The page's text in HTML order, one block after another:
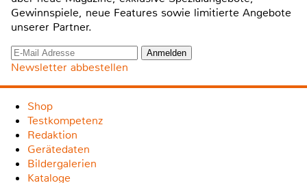
Gewinnspiele, neue Features sowie limitierte Angebote
unserer Partner.
Newsletter abbestellen
Shop
Testkompetenz
Redaktion
Gerätedaten
Bildergalerien
Kataloge